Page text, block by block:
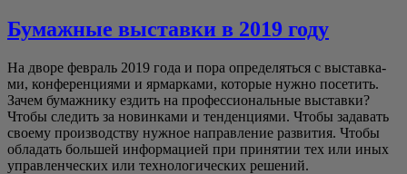
Бумажные выставки в 2019 году
На дво­ре фев­раль 2019 года и пора опре­де­лять­ся с выстав­ка­
ми, кон­фе­рен­ци­я­ми и ярмар­ка­ми, кото­рые нуж­но посе­тить.
Зачем бумаж­ни­ку ездить на про­фес­си­о­наль­ные выстав­ки?
Что­бы сле­дить за новин­ка­ми и тен­ден­ци­я­ми. Что­бы зада­вать
сво­е­му про­из­вод­ству нуж­ное направ­ле­ние раз­ви­тия. Что­бы
обла­дать боль­шей инфор­ма­ци­ей при при­ня­тии тех или иных
управ­лен­че­ских или тех­но­ло­ги­че­ских решений.